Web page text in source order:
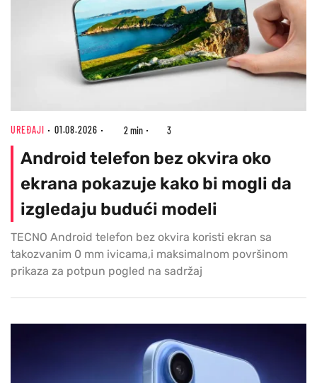
UREĐAJI 01.08.2026 2 min 3
Android telefon bez okvira oko
ekrana pokazuje kako bi mogli da
izgledaju budući modeli
TECNO Android telefon bez okvira koristi ekran sa
takozvanim 0 mm ivicama,i maksimalnom površinom
prikaza za potpun pogled na sadržaj